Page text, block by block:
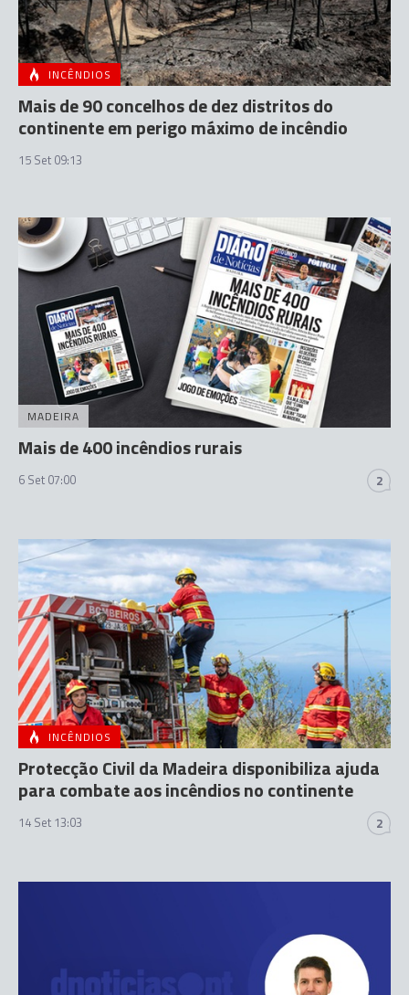
INCÊNDIOS
Mais de 90 concelhos de dez distritos do
continente em perigo máximo de incêndio
15 Set 09:13
MADEIRA
Mais de 400 incêndios rurais
6 Set 07:00 2
INCÊNDIOS
Protecção Civil da Madeira disponibiliza ajuda
para combate aos incêndios no continente
14 Set 13:03 2